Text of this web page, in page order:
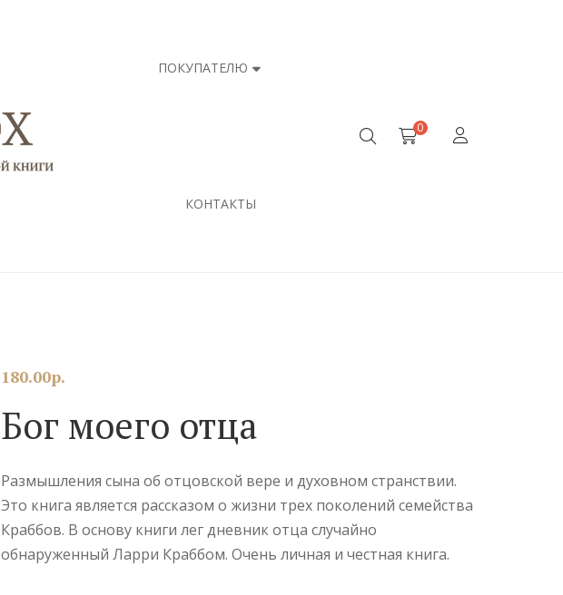
ПОКУПАТЕЛЮ
КОНТАКТЫ
0
180.00р.
Бог моего отца
Размышления сына об отцовской вере и духовном странствии.
Это книга является рассказом о жизни трех поколений семейства
Краббов. В основу книги лег дневник отца случайно
обнаруженный Ларри Краббом. Очень личная и честная книга.